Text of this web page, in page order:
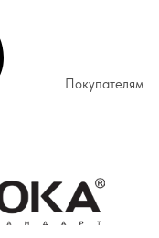
Покупателям